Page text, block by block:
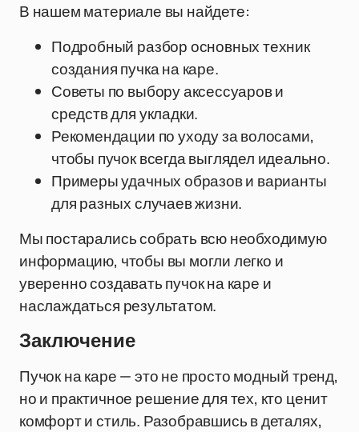
В нашем материале вы найдете:
Подробный разбор основных техник
создания пучка на каре.
Советы по выбору аксессуаров и
средств для укладки.
Рекомендации по уходу за волосами,
чтобы пучок всегда выглядел идеально.
Примеры удачных образов и варианты
для разных случаев жизни.
Мы постарались собрать всю необходимую
информацию, чтобы вы могли легко и
уверенно создавать пучок на каре и
наслаждаться результатом.
Заключение
Пучок на каре — это не просто модный тренд,
но и практичное решение для тех, кто ценит
комфорт и стиль. Разобравшись в деталях,